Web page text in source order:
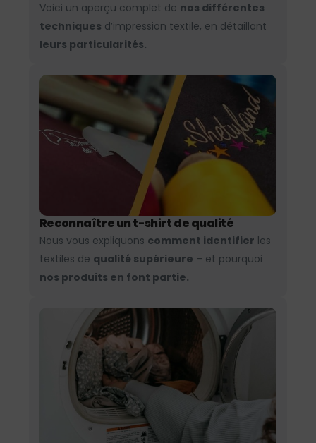
Voici un aperçu complet de nos différentes
techniques d’impression textile, en détaillant
leurs particularités.
Reconnaître un t-shirt de qualité
Nous vous expliquons comment identifier les
textiles de qualité supérieure – et pourquoi
nos produits en font partie.